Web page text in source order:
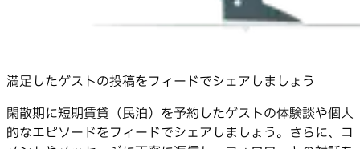
満足したゲストの投稿をフィードでシェアしましょう
閑散期に短期賃貸（民泊）を予約したゲストの体験談や個人
的なエピソードをフィードでシェアしましょう。さらに、コ